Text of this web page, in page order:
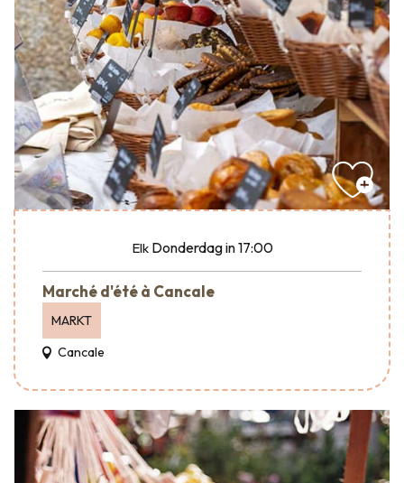
Elk Donderdagin 17:00
Marché d'été à Cancale
MARKT
Cancale